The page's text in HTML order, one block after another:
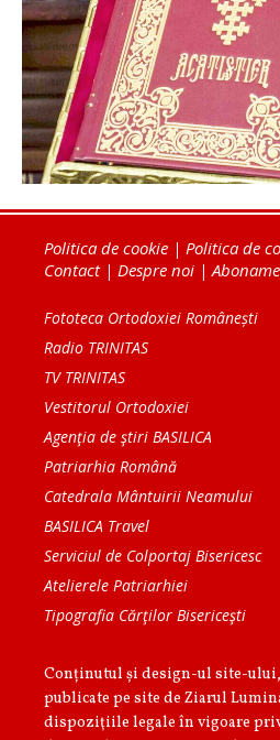
Politica de cookie | Politica de
Contact| Despre noi |
Fototeca Ortodoxiei Românești
Radio TRINITAS
TV TRINITAS
Vestitorul Ortodoxiei
Agenţia de ştiri BASILICA
Patriarhia Română
Catedrala Mântuirii Neamului
BASILICA Travel
Serviciul de Colportaj Bisericesc
Atelierele Patriarhiei
Tipografia Cărţilor Bisericeşti
Conținutul și design-ul site-
publicate pe site de Ziarul
dispoziţiile legale în vigoare